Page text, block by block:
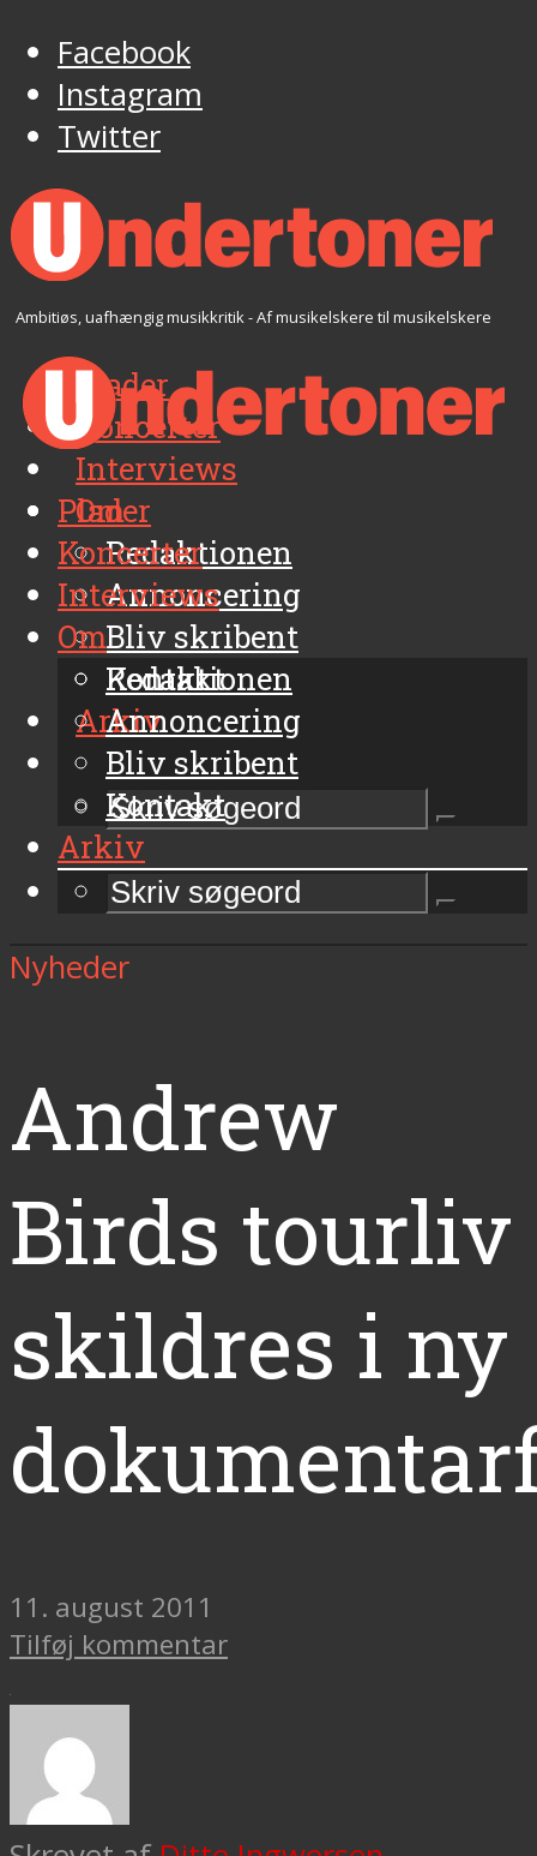
Facebook
Instagram
Twitter
Ambitiøs, uafhængig musikkritik - Af musikelskere til musikelskere
Plader
Koncerter
Interviews
Om
Redaktionen
Annoncering
Bliv skribent
Kontakt
Arkiv
Plader
Koncerter
Interviews
Om
Redaktionen
Annoncering
Bliv skribent
Kontakt
Arkiv
Nyheder
Andrew
Birds tourliv
skildres i ny
11. august 2011
Tilføj kommentar